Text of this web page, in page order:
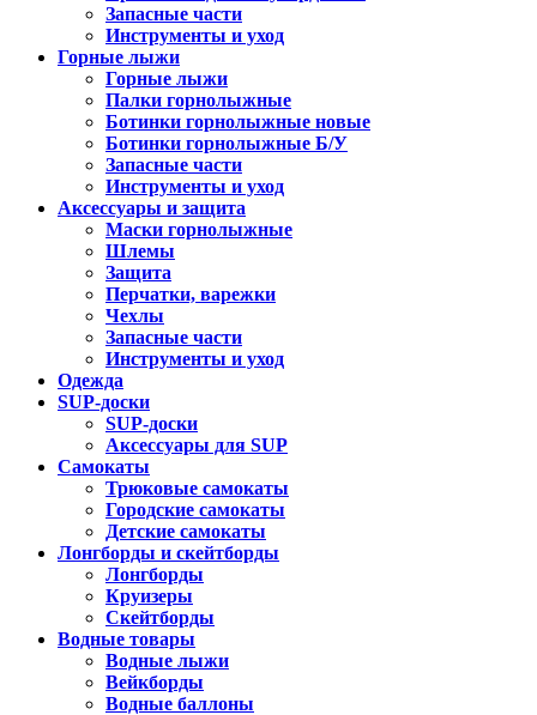
Запасные части
Инструменты и уход
Горные лыжи
Горные лыжи
Палки горнолыжные
Ботинки горнолыжные новые
Ботинки горнолыжные Б/У
Запасные части
Инструменты и уход
Аксессуары и защита
Маски горнолыжные
Шлемы
Защита
Перчатки, варежки
Чехлы
Запасные части
Инструменты и уход
Одежда
SUP-доски
SUP-доски
Аксессуары для SUP
Самокаты
Трюковые самокаты
Городские самокаты
Детские самокаты
Лонгборды и скейтборды
Лонгборды
Круизеры
Скейтборды
Водные товары
Водные лыжи
Вейкборды
Водные баллоны